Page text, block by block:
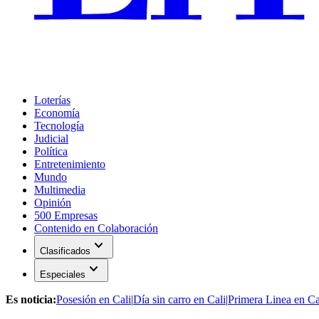
Loterías
Economía
Tecnología
Judicial
Política
Entretenimiento
Mundo
Multimedia
Opinión
500 Empresas
Contenido en Colaboración
Clasificados expand_more
Especiales expand_more
Es noticia:Posesión en Cali|Día sin carro en Cali|Primera Linea en